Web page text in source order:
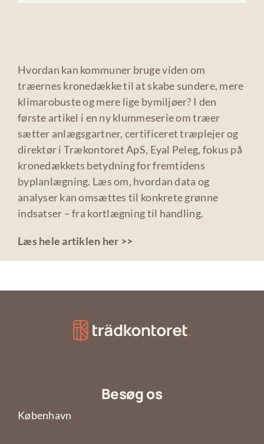
Hvordan kan kommuner bruge viden om
træernes kronedække til at skabe sundere, mere
klimarobuste og mere lige bymiljøer? I den
første artikel i en ny klummeserie om træer
sætter anlægsgartner, certificeret træplejer og
direktør i Trækontoret ApS, Eyal Peleg, fokus på
kronedækkets betydning for fremtidens
byplanlægning. Læs om, hvordan data og
analyser kan omsættes til konkrete grønne
indsatser – fra kortlægning til handling.
Læs hele artiklen her >>
Besøg os
København